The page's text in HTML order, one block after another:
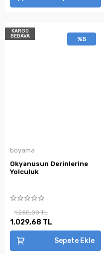
KARGO
BEDAVA
%5
boyama
Okyanusun Derinlerine
Yolculuk
1.250,00 TL
1.029,68 TL
Sepete Ekle